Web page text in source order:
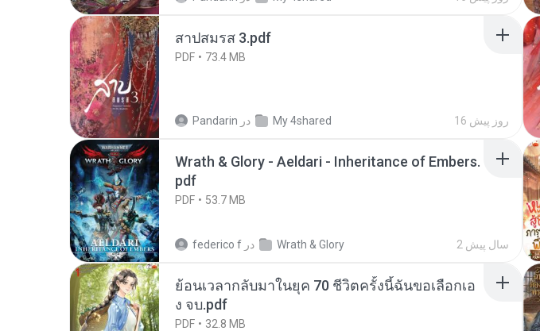
สาปสมรส 3.pdf
PDF 73.4 MB
Pandarin در My 4shared 16 روز پیش
Wrath & Glory - Aeldari - Inheritance of Embers.
pdf
PDF 53.7 MB
federico f در Wrath & Glory 2 سال پیش
ย้อนเวลากลับมาในยุค 70 ชีวิตครั้งนี้ฉันขอเลือกเอ
ง จบ.pdf
PDF 32.8 MB